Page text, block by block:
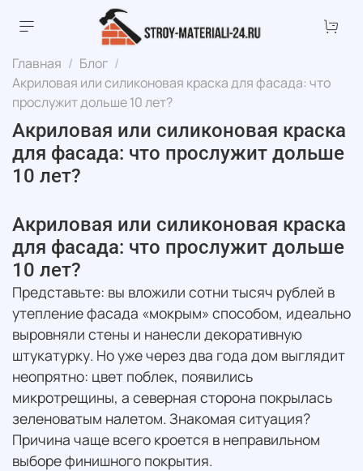
Главная
Блог
Акриловая или силиконовая краска для фасада: что
прослужит дольше 10 лет?
Акриловая или силиконовая краска
для фасада: что прослужит дольше
10 лет?
Акриловая или силиконовая краска
для фасада: что прослужит дольше
10 лет?
Представьте: вы вложили сотни тысяч рублей в
утепление фасада «мокрым» способом, идеально
выровняли стены и нанесли декоративную
штукатурку. Но уже через два года дом выглядит
неопрятно: цвет поблек, появились
микротрещины, а северная сторона покрылась
зеленоватым налетом. Знакомая ситуация?
Причина чаще всего кроется в неправильном
выборе финишного покрытия.